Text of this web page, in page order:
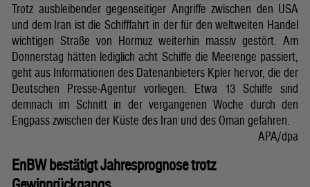
Trotz ausbleibender gegenseitiger Angriffe zwischen den USA
und dem Iran ist die Schifffahrt in der für den weltweiten Handel
wichtigen Straße von Hormuz weiterhin massiv gestört. Am
Donnerstag hätten lediglich acht Schiffe die Meerenge passiert,
geht aus Informationen des Datenanbieters Kpler hervor, die der
Deutschen Presse-Agentur vorliegen. Etwa 13 Schiffe sind
demnach im Schnitt in der vergangenen Woche durch den
Engpass zwischen der Küste des Iran und des Oman gefahren.
APA/dpa
EnBW bestätigt Jahresprognose trotz